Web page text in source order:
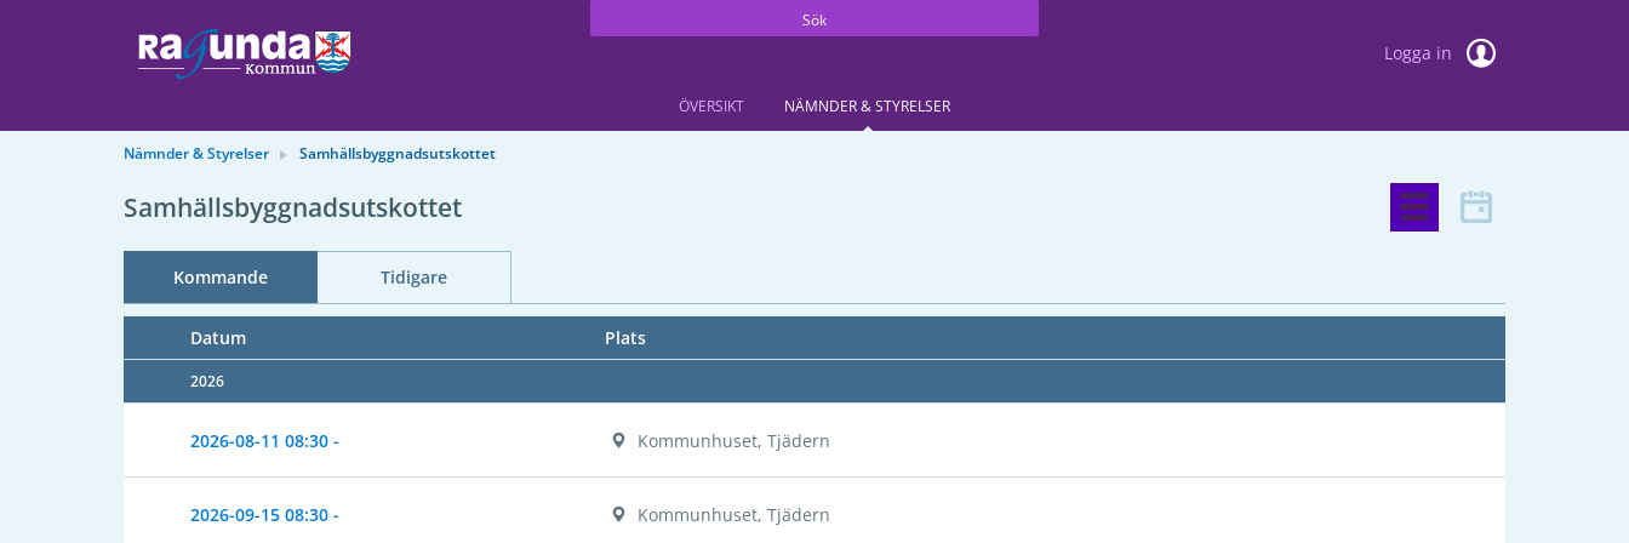
Sök
Logga in
ÖVERSIKT NÄMNDER & STYRELSER
Nämnder & Styrelser Samhällsbyggnadsutskottet
Samhällsbyggnadsutskottet
Kommande Tidigare
Datum Plats
2026
2026-08-11 08:30 - Kommunhuset, Tjädern
2026-09-15 08:30 - Kommunhuset, Tjädern